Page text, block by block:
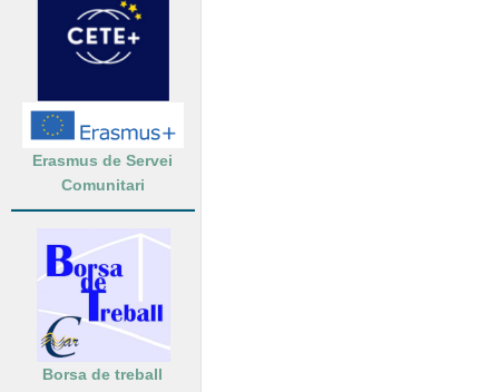
Erasmus de Servei
Comunitari
Borsa de treball